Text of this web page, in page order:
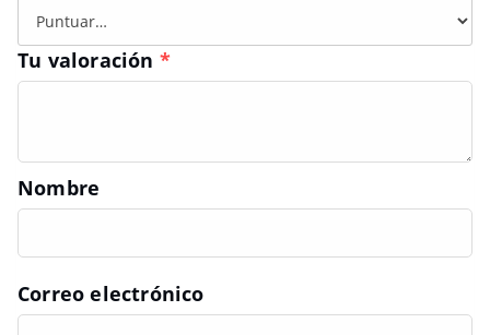
Tu valoración *
Nombre
Correo electrónico